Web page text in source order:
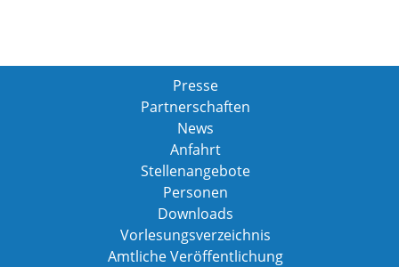
Presse
Partnerschaften
News
Anfahrt
Stellenangebote
Personen
Downloads
Vorlesungsverzeichnis
Amtliche Veröffentlichung